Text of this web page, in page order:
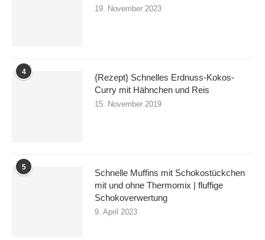
19. November 2023
4
{Rezept} Schnelles Erdnuss-Kokos-
Curry mit Hähnchen und Reis
15. November 2019
5
Schnelle Muffins mit Schokostückchen
mit und ohne Thermomix | fluffige
Schokoverwertung
9. April 2023